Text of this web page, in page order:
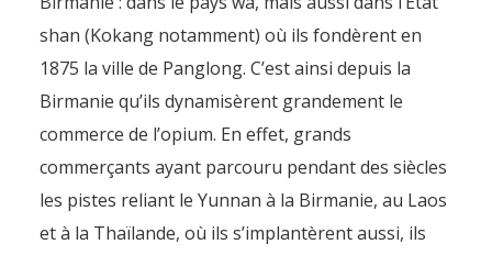
shan (Kokang notamment) où ils fondèrent en
1875 la ville de Panglong. C’est ainsi depuis la
Birmanie qu’ils dynamisèrent grandement le
commerce de l’opium. En effet, grands
commerçants ayant parcouru pendant des siècles
les pistes reliant le Yunnan à la Birmanie, au Laos
et à la Thaïlande, où ils s’implantèrent aussi, ils